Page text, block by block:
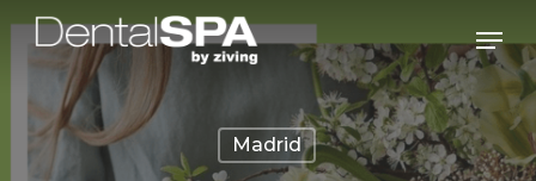
Skip
content
Menu
Madrid